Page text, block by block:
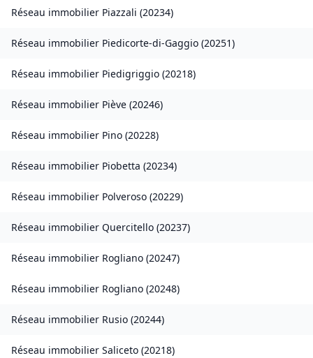
Réseau immobilier Piazzali (20234)
Réseau immobilier Piedicorte-di-Gaggio (20251)
Réseau immobilier Piedigriggio (20218)
Réseau immobilier Piève (20246)
Réseau immobilier Pino (20228)
Réseau immobilier Piobetta (20234)
Réseau immobilier Polveroso (20229)
Réseau immobilier Quercitello (20237)
Réseau immobilier Rogliano (20247)
Réseau immobilier Rogliano (20248)
Réseau immobilier Rusio (20244)
Réseau immobilier Saliceto (20218)